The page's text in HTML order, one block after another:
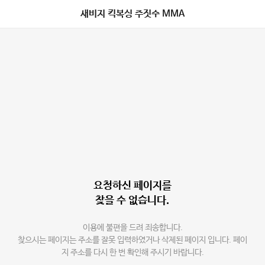
새비지 킥복싱 주짓수 MMA
요청하신 페이지를
찾을 수 없습니다.
이용에 불편을 드려 죄송합니다.
찾으시는 페이지는 주소를 잘못 입력하였거나 삭제된 페이지 입니다. 페이
지 주소를 다시 한 번 확인해 주시기 바랍니다.